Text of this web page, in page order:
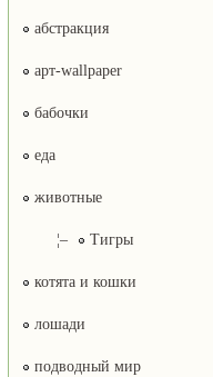
абстракция
арт-wallpaper
бабочки
еда
животные
¦– Тигры
котята и кошки
лошади
подводный мир